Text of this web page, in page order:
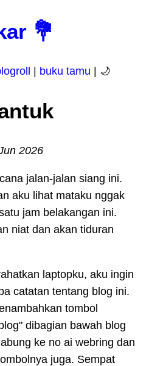
💐
buku tamu 🌙
2026
jalan-jalan siang ini.
aku lihat mataku nggak
jam belakangan ini.
niat dan akan tiduran
laptopku, aku ingin
catatan tentang blog ini.
tombol
dibagian bawah blog
ke no ai webring dan
juga. Sempat